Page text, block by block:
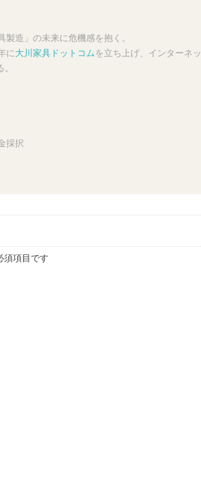
造」の未来に危機感を抱く。
に大川家具ドットコムを立ち上げ、インターネッ
採択
須項目です